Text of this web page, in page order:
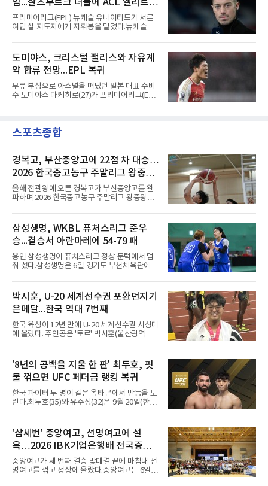
다면 공식전 5경기 연속 득점이었다. 다만 메이
저리그사커(MLS)에서 이어온 4경기 연속골 기
록은 유지된다.경기는 팽팽했다. 전반 38분 다비
드 마르티네스의 땅볼 크로스를 드니 부앙가가
으로 골대 오른쪽 하단을 찔러 균형을 맞췄다.승
부는 승부차기로 갈렸다. LAFC는
임...잘츠부르크 더블에 ACL 엘리트 2
연패 경력
프리미어리그(EPL) 뉴캐슬 유나이티드가 서른
여덟 살 지도자에게 지휘봉을 맡겼다.뉴캐슬은
임을 발표했다. 그는 스페인 라망가에서 진행 중
인 프리시즌 캠프에 곧바로 합류했다. 구단은 유
럽 축구계에서 가장 촉망받는 젊은 감독을 데려
왔다고 밝혔다.이력은 이른 나이에 쌓였다. 서른
셋이던 2021년 오스트리아 레드불 잘츠부르크
사령탑에 올라 첫 시즌 리그와 컵대회를 동시에
제패했고, 구단 역사상 처음으로 팀을 유럽축구
다. 2023년 사우디아라비아 알아흘리로 옮겨
2024-2025시즌과 2025-2026시즌
도미야스, 크리스털 팰리스와 자유계
약 합류 전망...EPL 복귀
무릎 부상으로 아스널을 떠났던 일본 대표 수비
수 도미야스 다케히로(27)가 프리미어리그(EPL)
큰 틀의 계약 조건은 이미 합의됐고 구단은 개막
을 앞두고 영입 절차를 서두르고 있다.그의 최근
지난 시즌 아스널과 상호 합의로 계약을 해지했
고, 네덜란드 아약스에서 시즌 막판 8경기를 소
화했다. 이후 일본 대표로 월드컵에 나서 선발 2
경기를 포함해 3경기를 뛰며 감각을 끌어올렸
다.구단의 판단은 신중했다. 크리스털 팰리스는
기량을 확신하면서도 부상
스포츠종합
경복고, 부산중앙고에 22점 차 대승…
2026 한국중고농구 주말리그 왕중왕
전 첫 승 신고
올해 전관왕에 오른 경복고가 부산중앙고를 완
파하며 2026 한국중고농구 주말리그 왕중왕전
해남 우슬체육관에서 열린 대회 남고부 예선리
그 H조 1차전에서 부산중앙고를 98-76으로 제
압했다. 박지오가 26점, 김호원이 22점, 정우진
이 19점을 올리는 등 삼각편대의 고른 활약이 승
리를 이끌었다.경복고는 경기 초반부터 박지오
와 김호원의 내·외곽포가 고르게 터지며 주도권
을 잡았다. 전반을 40-34로 앞선 경복고는 후반
다.B조에서는 용산고가 안양고를 98-71로 꺾고
대회 2연승을 달렸다.한편 남중
삼성생명, WKBL 퓨처스리그 준우
승...결승서 아란마레에 54-79 패
용인 삼성생명이 퓨처스리그 정상 문턱에서 멈
춰 섰다.삼성생명은 6일 경기도 부천체육관에서
서 일본여자프로농구 2부 리그 아란마레에 54-
79로 졌다. 이다연이 14점을 넣었으나 20점 9리
바운드를 기록한 바이 쿰바 디야산을 앞세운 상
대를 넘지 못했다.이번 대회에 처음 출전한 아란
마레는 조별리그부터 결승까지 6전 전승을 거뒀
고, 디야산이 최우수선수(MVP)로 뽑혔다.
박시훈, U-20 세계선수권 포환던지기
은메달...한국 역대 7번째
한국 육상이 12년 만에 U-20 세계선수권 시상대
에 올랐다. 주인공은 '토르' 박시훈(울산광역시)
진 헤이워드 필드에서 열린 세계육상연맹(WA)
20세 이하 세계선수권 남자 포환던지기 결선에
서 20.31ｍ를 던져 2위에 올랐다. 우승자 알레산
드로 보르헤스(브라질)와는 4㎝ 차이였다.기록
의 의미는 크다. 1986년 시작된 이 대회에서 한
국이 따낸 메달은 은 1개와 동 5개뿐이다. 1992
년 이진일(800ｍ)의 은메달 이후 박재홍, 박재
7번째 메달리스트가 됐다.승부는 막판에 갈렸
다. 3차 시기에서 20.31ｍ로 선
'8년의 공백을 지울 한 판' 최두호, 핏
불 꺾으면 UFC 페더급 랭킹 복귀
한국 파이터 두 명이 같은 옥타곤에서 반등을 노
린다.최두호(35)와 유주상(32)은 9월 20일(한국
서 열리는 'UFC 331: 반 vs 판토자 2'에 출전해
각각 파트리시우 핏불(39·브라질), 마이클 애즈
웰 주니어(25·미국)와 맞선다.최두호의 목표는 8
년 만의 페더급 랭킹 재진입이다. 데뷔 후 3연속
KO승으로 11위까지 올랐던 그는 2018년 7월 순
위에서 빠졌고, 병역을 마치고 2023년 복귀한
뒤 1무에 이어 다시 3연속 KO승을 기록했다.상
'삼세번' 중앙여고, 선명여고에 설
욕…2026 IBK기업은행배 전국중고
배구대회 우승
중앙여고가 세 번째 결승 맞대결 끝에 마침내 선
명여고를 꺾고 정상에 올랐다.중앙여고는 6일